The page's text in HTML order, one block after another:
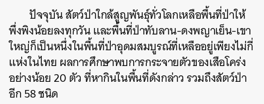
ปัจจุบัน สัตว์ป่าใกล้สูญพันธุ์ทั่วโลกเหลือพื้นที่ป่าให้
พึ่งพิงน้อยลงทุกวัน และพื้นที่ป่าทับลาน-ดงพญาเย็น-เขา
ใหญ่ก็เป็นหนึ่งในพื้นที่ป่าอุดมสมบูรณ์ที่เหลืออยู่เพียงไม่กี่
แห่งในไทย ผลการศึกษาพบการกระจายตัวของเสือโคร่ง
อย่างน้อย 20 ตัว ที่หากินในพื้นที่ดังกล่าว รวมถึงสัตว์ป่า
อีก 58 ชนิด